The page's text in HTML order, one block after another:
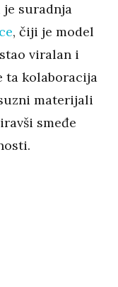
je suradnja
, čiji je model
viralan i
ta kolaboracija
materijali
smeđe